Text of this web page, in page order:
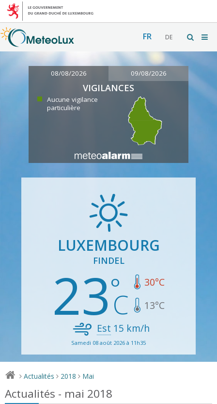
FR DE
08/08/2026 09/08/2026
VIGILANCES
Aucune vigilance
particulière
LUXEMBOURG
FINDEL
23 30°C
13°C
Est 15 km/h
Samedi 08 août 2026 à 11h35
> Actualités > 2018 > Mai
Actualités - mai 2018